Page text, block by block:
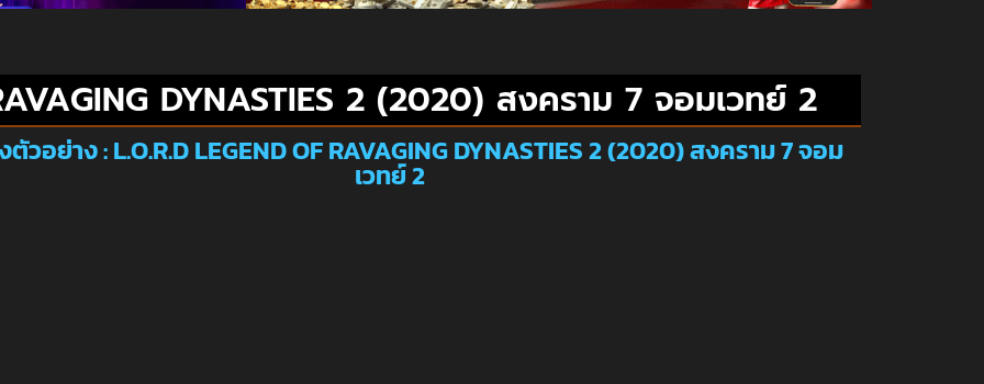
DYNASTIES 2 (2020) สงคราม 7 จอมเวทย์ 2
วอย่าง : L.O.R.D LEGEND OF RAVAGING DYNASTIES 2 (2020) สงคราม 7 จอม
เวทย์ 2